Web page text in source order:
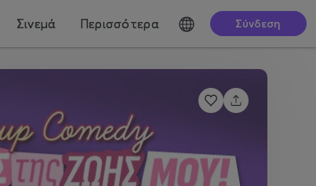
Σινεμά Περισσότερα Σύνδεση